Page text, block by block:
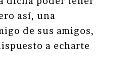
así, una
de sus amigos,
a echarte